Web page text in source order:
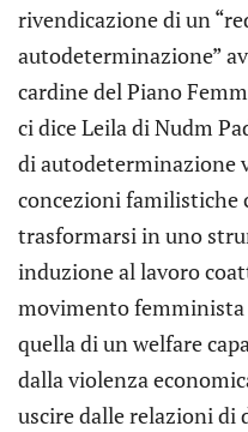
rivendicazione di un
autodeterminazione”
cardine del Piano
ci dice Leila di Nudm
di autodeterminazione
concezioni familistiche
trasformarsi in uno
induzione al lavoro
movimento femminista
quella di un welfare
dalla violenza
uscire dalle relazioni di